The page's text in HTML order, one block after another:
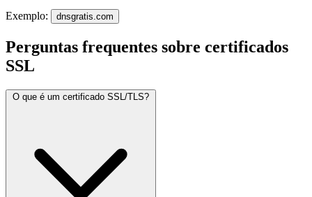
Exemplo: dnsgratis.com
Perguntas frequentes sobre certificados
SSL
O que é um certificado SSL/TLS?